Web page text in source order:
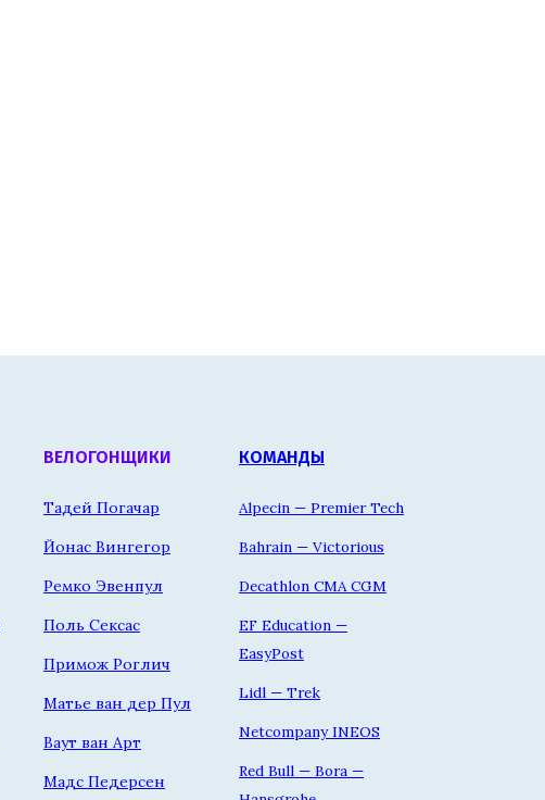
ВЕЛОГОНЩИКИ
Тадей Погачар
Йонас Вингегор
Ремко Эвенпул
Поль Сексас
Примож Роглич
Матье ван дер Пул
Ваут ван Арт
Мадс Педерсен
КОМАНДЫ
Alpecin — Premier Tech
Bahrain — Victorious
Decathlon CMA CGM
EF Education —
EasyPost
Lidl — Trek
Netcompany INEOS
Red Bull — Bora —